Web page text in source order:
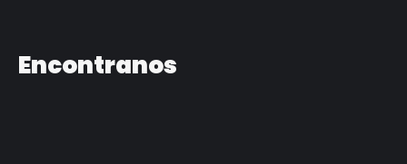
Encontranos